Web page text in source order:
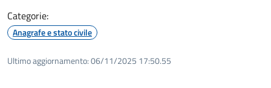
Categorie:
Anagrafe e stato civile
Ultimo aggiornamento:06/11/2025 17:50.55